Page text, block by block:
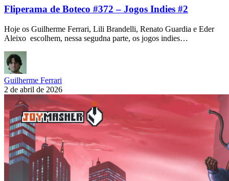
Fliperama de Boteco #372 – Jogos Indies #2
Hoje os Guilherme Ferrari, Lili Brandelli, Renato Guardia e Eder
Aleixo escolhem, nessa segudna parte, os jogos indies…
Guilherme Ferrari
2 de abril de 2026